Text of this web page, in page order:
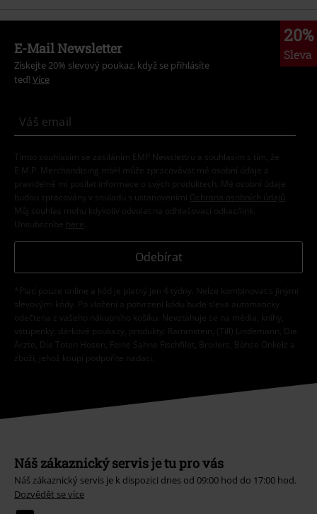
20%
Sleva
E-Mail Newsletter
Získejte 20% slevový poukaz, když se přihlásíte
teď! Více
Tímto souhlasím se zasíláním EMP Newslettru a souhlasím s tím, že
E.M.P. Merchandising mbH může zpracovávat mé osobní údaje a
pravidelně mi posílat informace o svých produktech. Mé osobní údaje
budou zpracovány v souladu s ustanoveními
Ochrana osobních údajů
Můj souhlas mohu kdykoliv odvolat na odhlašovací odkaz/link.
Unsubscribe here
Odebírat
*Platí pouze online a kód je platný jen 4 týdny. Nelze kombinovat s jinými
slevovými kódy. Po vložení a potvrzení kódu bude sleva automaticky
odečtena z vašeho nákupního košíku. Nevztahuje se na média, knihy,
vstupenky, dárkové poukazy, produkty: Rammstein, (Till) Lindemann, Die
Ärzte, Die Toten Hosen, Feine Sahne Fischfilet, Broilers, Böhse Onkelz a
zboží, jehož koupí podpoříte nadaci.
Náš zákaznický servis je tu pro vás
Náš zákaznický servis je k dispozici dnes od 09:00 hod do 17:00 hod.
Dozvědět se více